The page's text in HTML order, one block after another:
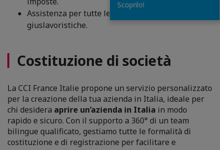
Assistenza per tutte le problematiche
giuslavoristiche.
Costituzione di società
La CCI France Italie propone un servizio personalizzato
per la creazione della tua azienda in Italia, ideale per
chi desidera aprire un’azienda in Italia in modo
rapido e sicuro. Con il supporto a 360° di un team
bilingue qualificato, gestiamo tutte le formalità di
costituzione e di registrazione per facilitare e
Scoprilo!